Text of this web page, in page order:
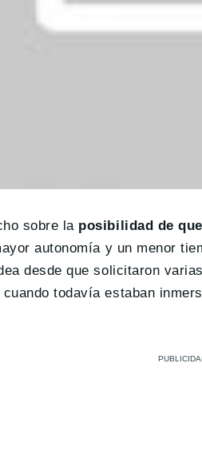
sobre la posibilidad de
autonomía y un menor
desde que solicitaron
cuando todavía estaban